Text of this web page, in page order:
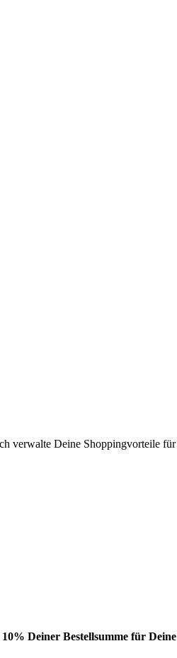
verwalte Deine Shoppingvorteile
Deiner Bestellsumme für